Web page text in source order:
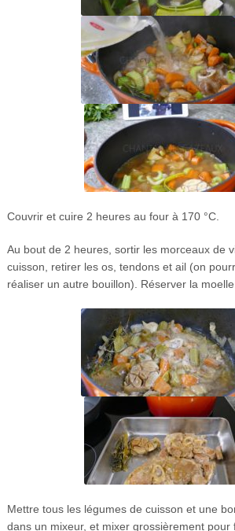
Couvrir et cuire 2 heures au four à 170 °C.
Au bout de 2 heures, sortir les morceaux de
cuisson, retirer les os, tendons et ail (on
réaliser un autre bouillon). Réserver la moelle.
Mettre tous les légumes de cuisson et une
dans un mixeur, et mixer grossièrement pour